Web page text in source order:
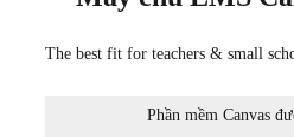
The best fit for teachers & small
Phần mềm Canvas